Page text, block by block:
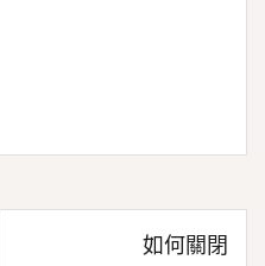
如何關閉